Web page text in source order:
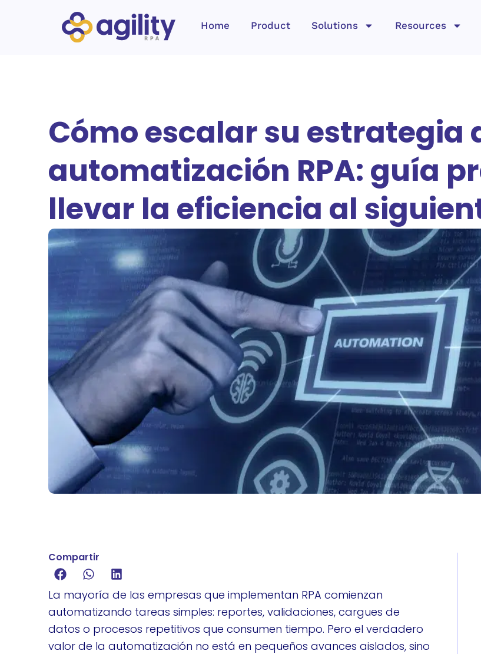
Home Product Solutions Resources
Cómo escalar su estrategia
automatización RPA: guía
llevar la eficiencia al
Compartir
La mayoría de las empresas que implementan RPA comienzan
automatizando tareas simples: reportes, validaciones, cargues de
datos o procesos repetitivos que consumen tiempo. Pero el verdadero
valor de la automatización no está en pequeños avances aislados, sino